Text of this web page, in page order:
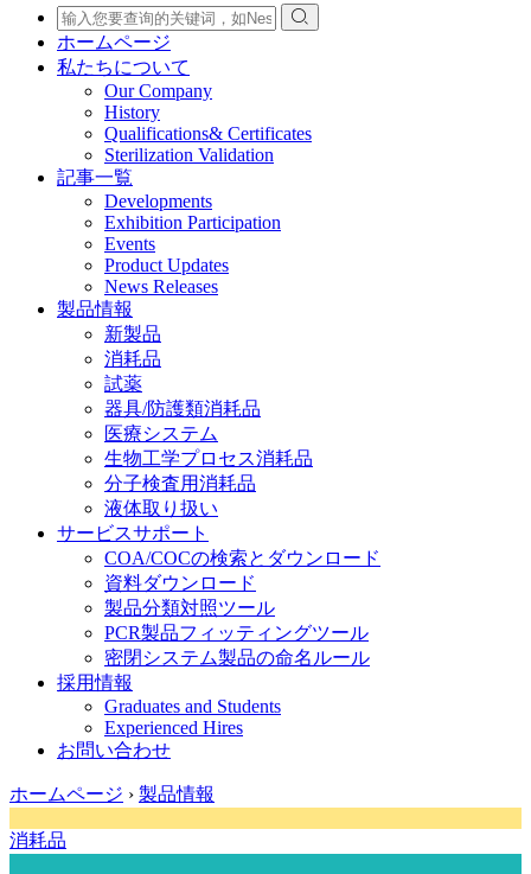
ホームページ
私たちについて
Our Company
History
Qualifications& Certificates
Sterilization Validation
記事一覧
Developments
Exhibition Participation
Events
Product Updates
News Releases
製品情報
新製品
消耗品
試薬
器具/防護類消耗品
医療システム
生物工学プロセス消耗品
分子検査用消耗品
液体取り扱い
サービスサポート
COA/COCの検索とダウンロード
資料ダウンロード
製品分類対照ツール
PCR製品フィッティングツール
密閉システム製品の命名ルール
採用情報
Graduates and Students
Experienced Hires
お問い合わせ
ホームページ › 製品情報
消耗品